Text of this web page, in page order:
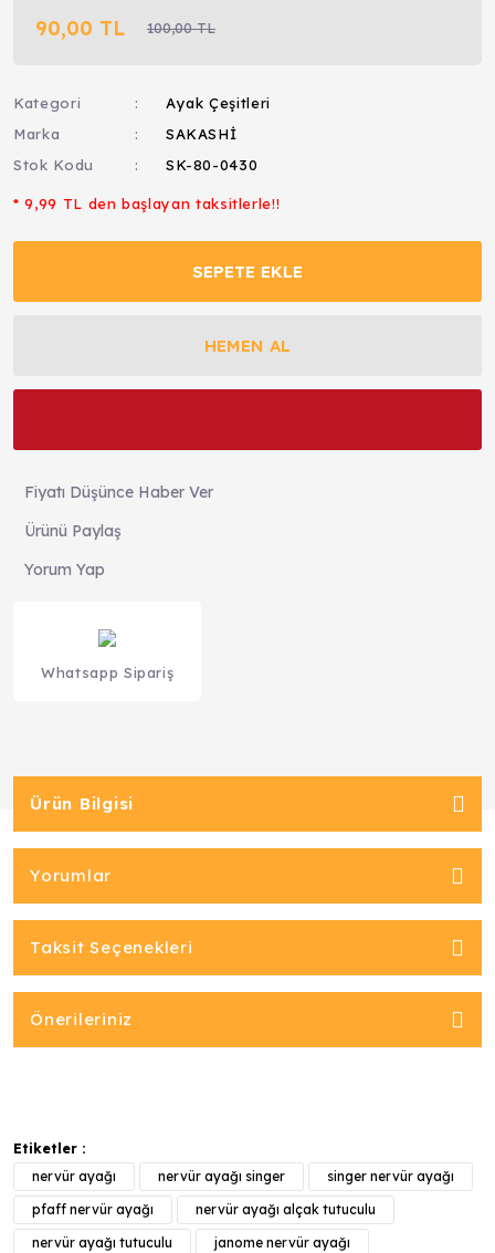
90,00 TL 100,00 TL
Kategori
Ayak Çeşitleri
Marka
SAKASHİ
Stok Kodu
SK-80-0430
* 9,99 TL den başlayan taksitlerle!!
SEPETE EKLE
HEMEN AL
Fiyatı Düşünce Haber Ver
Ürünü Paylaş
Yorum Yap
Whatsapp Sipariş
Ürün Bilgisi
Yorumlar
Taksit Seçenekleri
Önerileriniz
Etiketler :
nervür ayağı
nervür ayağı singer
singer nervür ayağı
pfaff nervür ayağı
nervür ayağı alçak tutuculu
nervür ayağı tutuculu
janome nervür ayağı